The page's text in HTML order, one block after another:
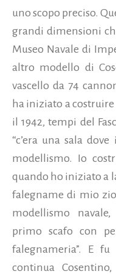
uno scopo preciso.
grandi dimensioni
Museo Navale di
altro modello di
vascello da 74
ha iniziato a costruire
il 1942, tempi del
“c’era una sala
modellismo. Io
quando ho iniziato a
falegname di mio
modellismo
primo scafo con
falegnameria”. E fu
continua